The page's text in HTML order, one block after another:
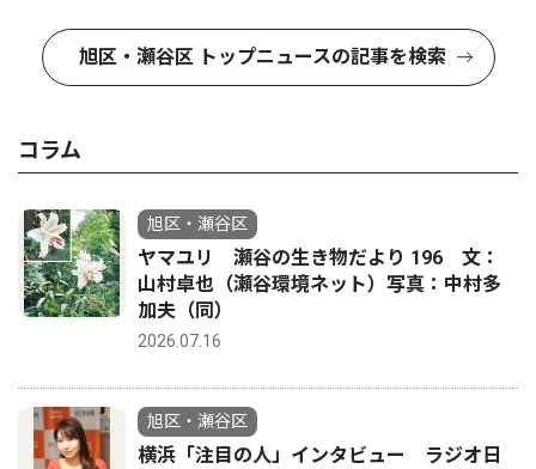
旭区・瀬谷区 トップニュースの記事を検索
コラム
旭区・瀬谷区
ヤマユリ 瀬谷の生き物だより 196 文：
山村卓也（瀬谷環境ネット）写真：中村多
加夫（同）
2026.07.16
旭区・瀬谷区
横浜「注目の人」インタビュー ラジオ日